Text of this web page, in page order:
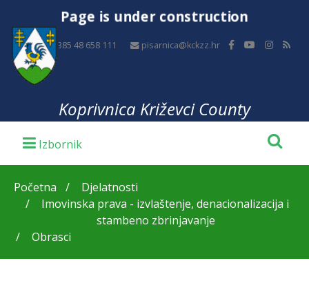
Page is under construction
+385 48 658 111 pisarnica@kckzz.hr
Koprivnica Križevci County
Početna
Djelatnosti
Imovinska prava - izvlaštenje, denacionalizacija i
stambeno zbrinjavanje
Obrasci